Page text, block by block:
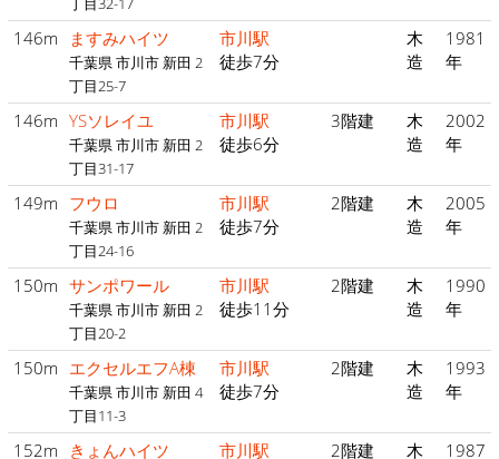
146m ますみハイツ
千葉県 市川市 新田 2
丁目25-7
市川駅
徒歩7分
木
造
1981
年
146m YSソレイユ
千葉県 市川市 新田 2
丁目31-17
市川駅
徒歩6分
3階建
木
造
2002
年
149m フウロ
千葉県 市川市 新田 2
丁目24-16
市川駅
徒歩7分
2階建
木
造
2005
年
150m サンポワール
千葉県 市川市 新田 2
丁目20-2
市川駅
徒歩11分
2階建
木
造
1990
年
150m エクセルエフA棟
千葉県 市川市 新田 4
丁目11-3
市川駅
徒歩7分
2階建
木
造
1993
年
152m きょんハイツ 市川駅 2階建 木 1987